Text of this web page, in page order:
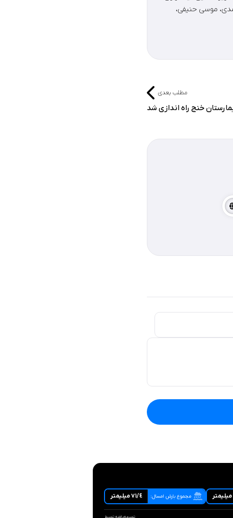
موسی حنيفی،
مطلب بعدی
خنج راه اندازی شد
مجموع بارش امسال: ٧١/٤ ميليمتر
توسعه‌یافته توسط